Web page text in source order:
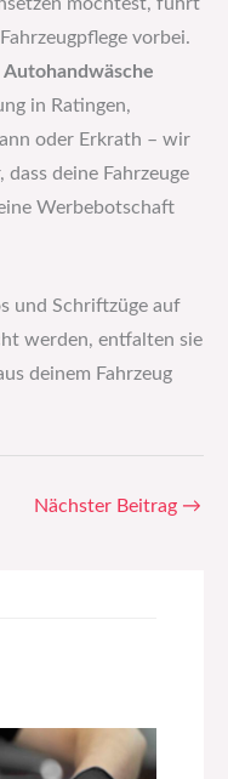
möchtest, führt
vorbei.
Autohandwäsche
in Ratingen,
oder Erkrath – wir
dass deine Fahrzeuge
Werbebotschaft
und Schriftzüge auf
werden, entfalten sie
deinem Fahrzeug
Nächster Beitrag →